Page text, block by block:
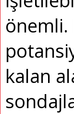
önemli.
kalan